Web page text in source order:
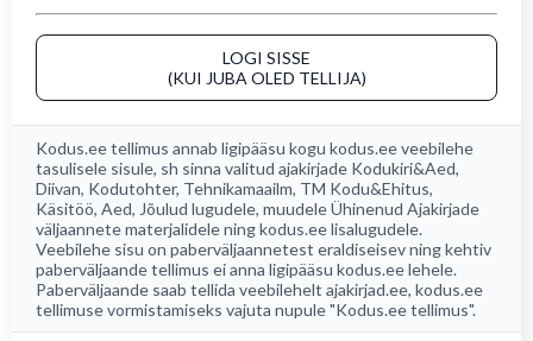
LOGI SISSE
(KUI JUBA OLED TELLIJA)
Kodus.ee tellimus annab ligipääsu kogu kodus.eeveebilehe
tasulisele sisule, sh sinna valitud ajakirjade Kodukiri&Aed,
Diivan, Kodutohter, Tehnikamaailm, TM Kodu&Ehitus,
Käsitöö, Aed, Jõulud lugudele, muudele Ühinenud Ajakirjade
väljaannete materjalidele ning kodus.ee lisalugudele.
Veebilehe sisu on paberväljaannetest eraldiseisev ning kehtiv
paberväljaande tellimus ei anna ligipääsu kodus.ee lehele.
Paberväljaande saab tellida veebilehelt ajakirjad.ee, kodus.ee
tellimuse vormistamiseks vajuta nupule "Kodus.ee tellimus".